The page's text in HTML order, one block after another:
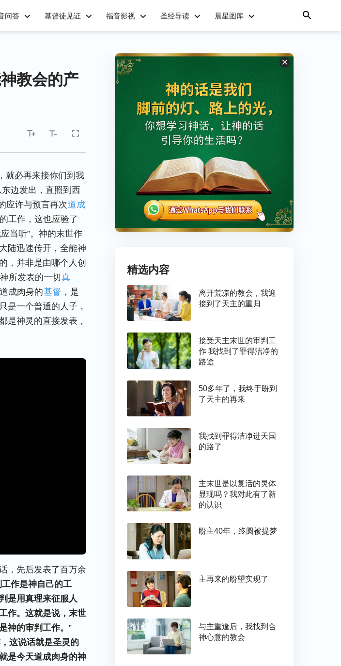
问答 基督徒见证 福音影视 圣经导读 晨星图库
教会的产
就必再来接你们到我
边发出，直照到西
应许与预言再次道成
工作，这也应验了
当听”。神的末世作
陆迅速传开，全能神
，并非是由哪个人创
所发表的一切 真
成肉身的基督 ，是
是一个普通的人子，
是神灵的直接发表，
，先后发表了百万余
工作是神自己的工
是用真理来征服人
作。这就是说，末世
神的审判工作。 ”
这说话就是圣灵的
是今天道成肉身的神
精选内容
离开荒凉的教会，我迎
接到了天主的重归
接受天主末世的审判工
作 我找到了罪得洁净的
路途
50多年了，我终于盼到
了天主的再来
我找到罪得洁净进天国
的路了
主末世是以复活的灵体
显现吗？我对此有了新
的认识
盼主40年，终圆被提梦
主再来的盼望实现了
与主重逢后，我找到合
神心意的教会